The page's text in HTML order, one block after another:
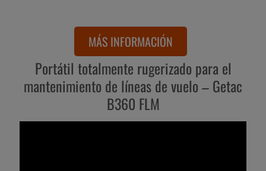
MÁS INFORMACIÓN
Portátil totalmente rugerizado para el
mantenimiento de líneas de vuelo – Getac
B360 FLM